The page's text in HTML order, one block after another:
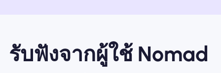
รับฟังจากผู้ใช้ Nomad